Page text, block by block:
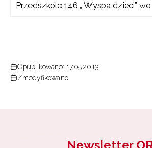
Przedszkole 146 „ Wyspa dzieci”
Opublikowano: 17.05.2013
Zmodyfikowano: